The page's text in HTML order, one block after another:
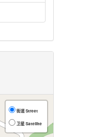
街道 Street
卫星 Satellite